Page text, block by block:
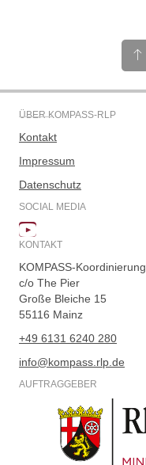
ÜBER KOMPASS-RLP
Kontakt
Impressum
Datenschutz
SOCIAL MEDIA
KONTAKT
KOMPASS-
c/o The Pier
Große Bleiche 15
55116 Mainz
+49 6131 6240 280
info@kompass.rlp.de
AUFTRAGGEBER